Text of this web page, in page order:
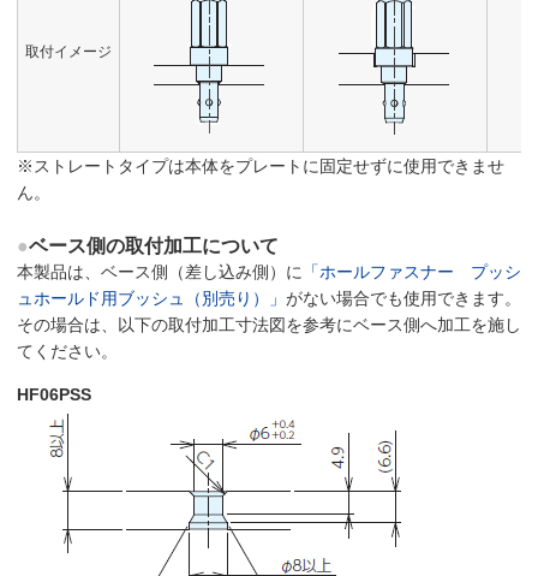
取付イメージ
※ストレートタイプは本体をプレートに固定せずに使用できませ
ん。
●ベース側の取付加工について
本製品は、ベース側（差し込み側）に
「ホールファスナー プッシ
ュホールド用ブッシュ（別売り）」 がない場合でも使用できます。
その場合は、以下の取付加工寸法図を参考にベース側へ加工を施し
てください。
HF06PSS